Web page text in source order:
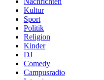
Kultur
Sport
Politik
Religion
Kinder
DJ
Comedy
Campusradio